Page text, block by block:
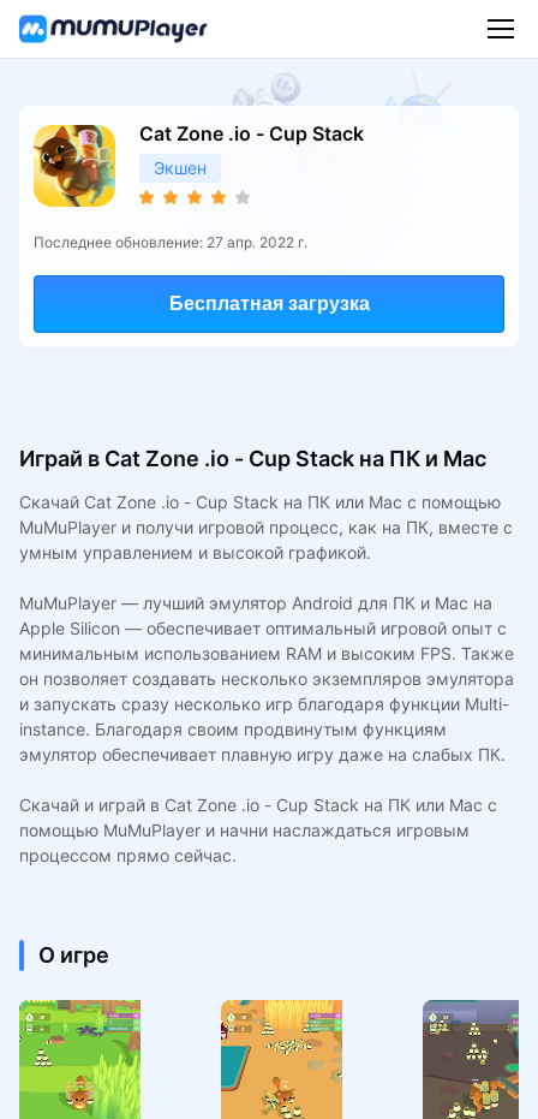
Cat Zone .io - Cup Stack
Экшен
Последнее обновление: 27 апр. 2022 г.
Бесплатная загрузка
Играй в Cat Zone .io - Cup Stack на ПК и Mac
Скачай Cat Zone .io - Cup Stack на ПК или Mac с помощью
MuMuPlayer и получи игровой процесс, как на ПК, вместе с
умным управлением и высокой графикой.
MuMuPlayer — лучший эмулятор Android для ПК и Mac на
Apple Silicon — обеспечивает оптимальный игровой опыт с
минимальным использованием RAM и высоким FPS. Также
он позволяет создавать несколько экземпляров эмулятора
и запускать сразу несколько игр благодаря функции Multi-
instance. Благодаря своим продвинутым функциям
эмулятор обеспечивает плавную игру даже на слабых ПК.
Скачай и играй в Cat Zone .io - Cup Stack на ПК или Mac с
помощью MuMuPlayer и начни наслаждаться игровым
процессом прямо сейчас.
О игре